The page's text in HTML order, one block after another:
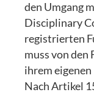
den Umgang
Disciplinary
registrierten
muss von
ihrem
Nach Artikel